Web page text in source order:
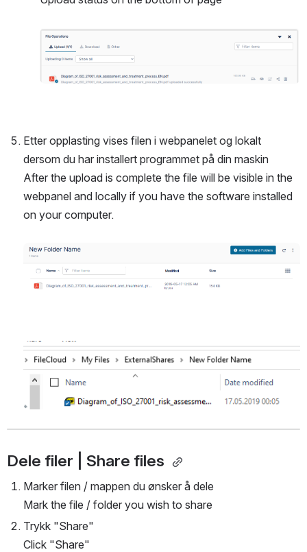
Open
Etter opplasting vises filen i webpanelet og lokalt
dersom du har installert programmet på din maskin
After the upload is complete the file will be visible in the
webpanel and locally if you have the software installed
on your computer.
Open
Open
Dele filer | Share files
Marker filen / mappen du ønsker å dele
Mark the file / folder you wish to share
Trykk "Share"
Click "Share"